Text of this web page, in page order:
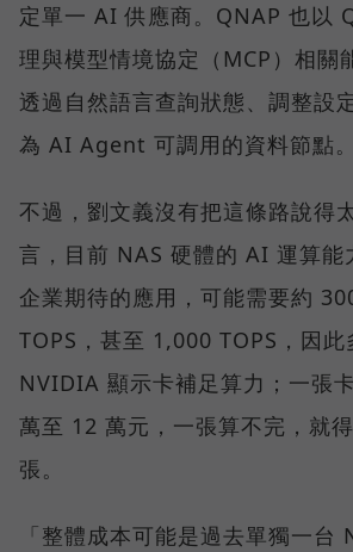
定單一 AI 供應商。QNAP 也以
理與模型情境協定（MCP）相關
透過自然語言查詢狀態、調整設
為 AI Agent 可調用的資料節點。
不過，劉文義沒有把這條路說得
言，目前 NAS 硬體的 AI 運算能
企業期待的應用，可能需要約
TOPS，甚至 1,000 TOPS，因此
NVIDIA 顯示卡補足算力；一張
萬至 12 萬元，一張算不完，就
張。
「整體成本可能是過去單獨一台